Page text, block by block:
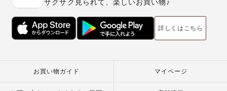
サクサク見られて、楽しいお買い物♪
詳しくはこちら
お買い物ガイド マイページ